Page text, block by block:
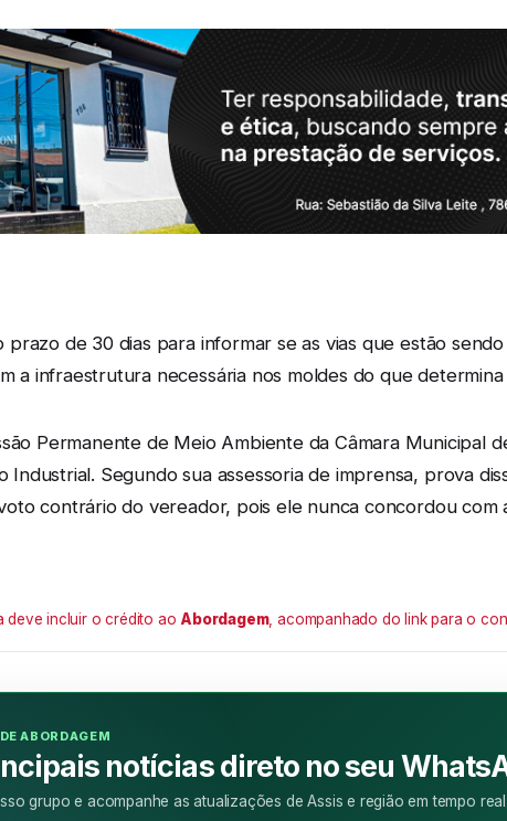
de 30 dias para informar se as vias que estão
a infraestrutura necessária nos moldes do que determina
Permanente de Meio Ambiente da Câmara Municipal
Segundo sua assessoria de imprensa, prova
contrário do vereador, pois ele nunca concordou
deve incluir o crédito ao Abordagem, acompanhado do link para o
ABORDAGEM
notícias direto no seu
grupo e acompanhe as atualizações de Assis e região em tempo real.